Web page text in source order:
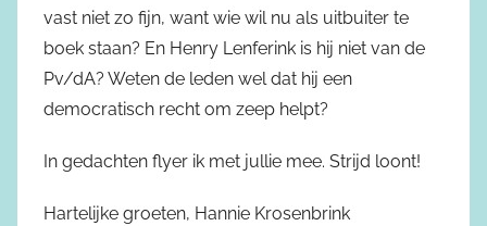
vast niet zo fijn, want wie wil nu als uitbuiter te
boek staan? En Henry Lenferink is hij niet van de
Pv/dA? Weten de leden wel dat hij een
democratisch recht om zeep helpt?
In gedachten flyer ik met jullie mee. Strijd loont!
Hartelijke groeten, Hannie Krosenbrink